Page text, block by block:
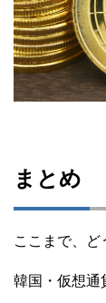
まとめ
ここまで、ど
韓国・仮想通